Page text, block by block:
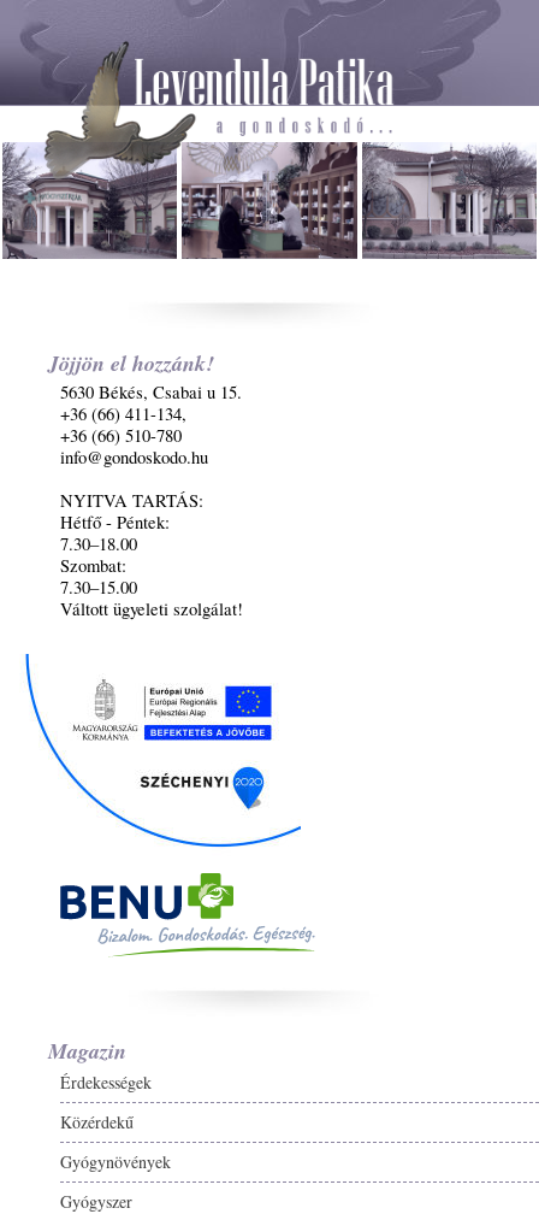
Jöjjön el hozzánk!
5630 Békés, Csabai u 15.
+36 (66) 411-134,
+36 (66) 510-780
info@gondoskodo.hu
NYITVA TARTÁS:
Hétfő - Péntek:
7.30–18.00
Szombat:
7.30–15.00
Váltott ügyeleti szolgálat!
Magazin
Érdekességek
Közérdekű
Gyógynövények
Gyógyszer